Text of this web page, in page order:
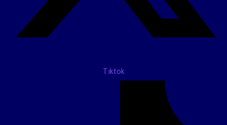
Tiktok